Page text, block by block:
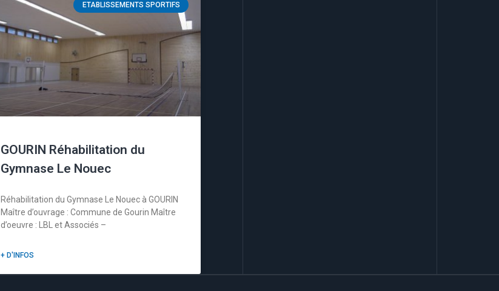
ETABLISSEMENTS SPORTIFS
GOURIN Réhabilitation du
Gymnase Le Nouec
Réhabilitation du Gymnase Le Nouec à GOURIN
Maître d’ouvrage : Commune de Gourin Maître
d’oeuvre : LBL et Associés –
+ D'INFOS